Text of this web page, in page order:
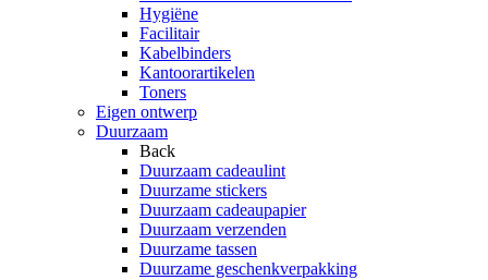
Hygiëne
Facilitair
Kabelbinders
Kantoorartikelen
Toners
Eigen ontwerp
Duurzaam
Back
Duurzaam cadeaulint
Duurzame stickers
Duurzaam cadeaupapier
Duurzaam verzenden
Duurzame tassen
Duurzame geschenkverpakking